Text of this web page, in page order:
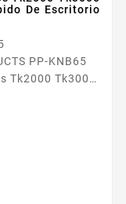
De Escritorio
PP-KNB65
Tk2000 Tk3000
De Escritorio
1250 mAh
utilizar
KNB65L